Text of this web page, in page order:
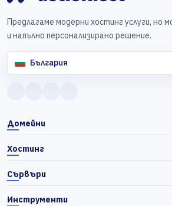
Предлагаме модерни хостинг услуги, но
и напълно персонализирано решение.
България
Домейни
Хостинг
Сървъри
Инструменти